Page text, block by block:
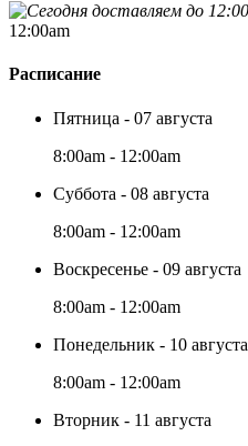
12:00am
Расписание
Пятница - 07 августа
8:00am - 12:00am
Суббота - 08 августа
8:00am - 12:00am
Воскресенье - 09 августа
8:00am - 12:00am
Понедельник - 10 августа
8:00am - 12:00am
Вторник - 11 августа